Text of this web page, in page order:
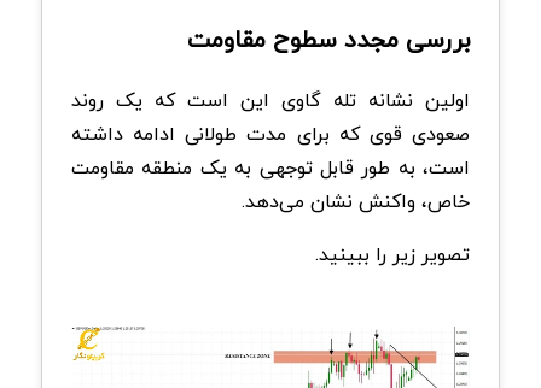
بررسی مجدد سطوح مقاومت
اولین نشانه تله گاوی این است که یک روند
صعودی قوی که برای مدت طولانی ادامه داشته
است، به طور قابل توجهی به یک منطقه مقاومت
خاص، واکنش نشان می‌دهد.
تصویر زیر را ببینید.